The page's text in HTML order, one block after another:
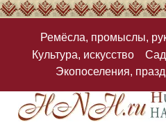
Ремёсла, промыслы,
Культура, искусство
Экопоселения,